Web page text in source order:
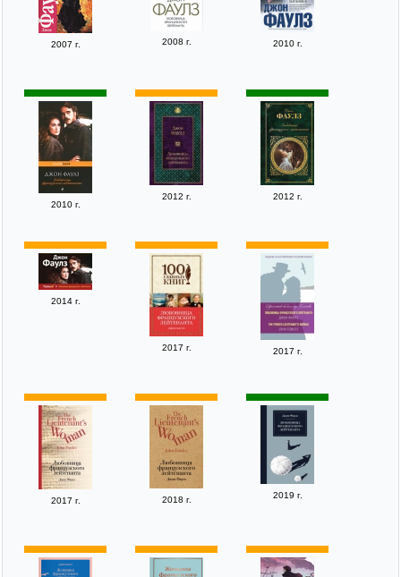
2007 г. 2008 г. 2010 г.
2010 г.
2012 г. 2012 г.
2014 г.
2017 г. 2017 г.
2017 г. 2018 г. 2019 г.